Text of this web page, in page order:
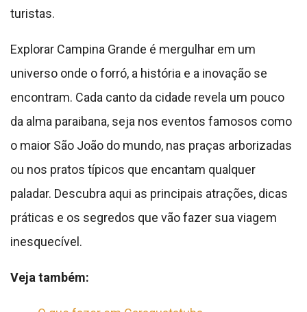
turistas.
Explorar Campina Grande é mergulhar em um
universo onde o forró, a história e a inovação se
encontram. Cada canto da cidade revela um pouco
da alma paraibana, seja nos eventos famosos como
o maior São João do mundo, nas praças arborizadas
ou nos pratos típicos que encantam qualquer
paladar. Descubra aqui as principais atrações, dicas
práticas e os segredos que vão fazer sua viagem
inesquecível.
Veja também: